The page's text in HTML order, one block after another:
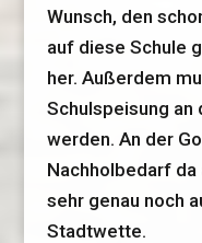
Wunsch, den
auf diese Schule
her. Außerdem
Schulspeisung an
werden. An der
Nachholbedarf
sehr genau noch
Stadtwette.